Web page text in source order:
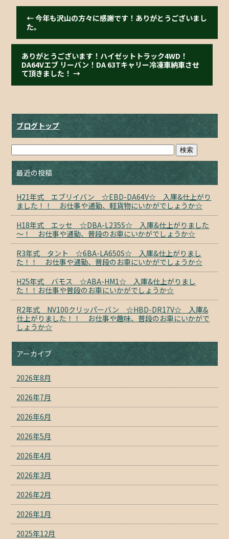
←今年も沢山の方々に感謝です！ありがとうございまし
た。
ありがとうございます！ハイゼットトラック4WD！
DA64Vエブ リーバン！DA 63Tキャリー冷凍車納車させ
て頂きました！→
ブログトップ
最近の投稿
H21年式 エブリイバン ☆EBD-DA64V☆ 入庫&仕上がり
ました！！ お仕事や通勤、軽貨物にいかがでしょうか☆
H18年式 エッセ ☆DBA-L235S☆ 入庫&仕上がりました
～！ お仕事や通勤、普段のお車にいかがでしょうか☆
R3年式 タント ☆6BA-LA650S☆ 入庫&仕上がりまし
た！！ お仕事や通勤、普段のお車にいかがでしょうか☆
H25年式 バモス ☆ABA-HM1☆ 入庫&仕上がりまし
た！！お仕事や普段のお車にいかがでしょうか☆
R2年式 NV100クリッパーバン ☆HBD-DR17V☆ 入庫&
仕上がりました！！ お仕事や趣味、普段のお車にいかがで
しょうか☆
アーカイブ
2026年8月
2026年7月
2026年6月
2026年5月
2026年4月
2026年3月
2026年2月
2026年1月
2025年12月